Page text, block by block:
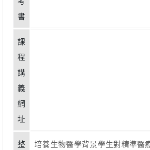
書
課
程
講
義
網
址
整 培養生物醫學背景學生對精準